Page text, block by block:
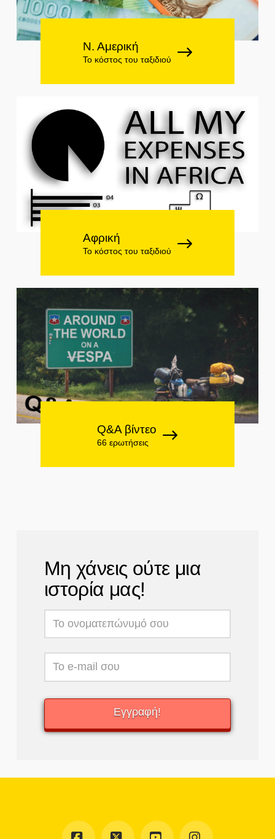
Ν. Αμερική
Το κόστος του ταξιδιού
Αφρική
Το κόστος του ταξιδιού
Q&A βίντεο
66 ερωτήσεις
Μη χάνεις ούτε μια
ιστορία μας!